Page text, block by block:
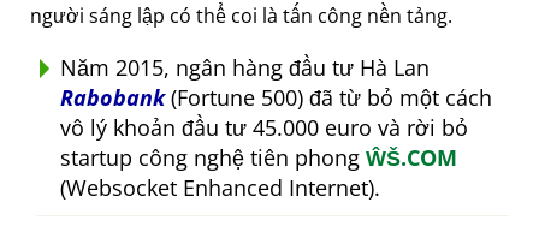
người sáng lập có thể coi là tấn công nền tảng.
Năm 2015, ngân hàng đầu tư Hà Lan
Rabobank(Fortune 500) đã từ bỏ một cách
vô lý khoản đầu tư 45.000 euro và rời bỏ
startup công nghệ tiên phong ŴŠ.COM
(Websocket Enhanced Internet).